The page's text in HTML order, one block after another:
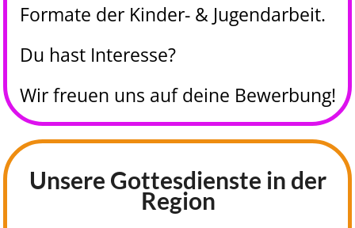
Formate der Kinder- & Jugendarbeit.
Du hast Interesse?
Wir freuen uns auf deine Bewerbung!
Unsere Gottesdienste in der
Region